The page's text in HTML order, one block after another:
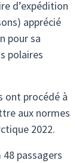
d’expédition
apprécié
pour sa
polaires
ont procédé à
aux normes
2022.
passagers